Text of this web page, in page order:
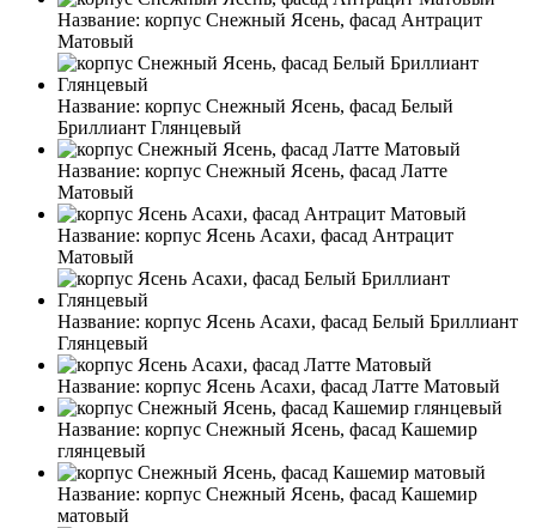
Название: корпус Снежный Ясень, фасад Антрацит
Матовый
Название: корпус Снежный Ясень, фасад Белый
Бриллиант Глянцевый
Название: корпус Снежный Ясень, фасад Латте
Матовый
Название: корпус Ясень Асахи, фасад Антрацит
Матовый
Название: корпус Ясень Асахи, фасад Белый Бриллиант
Глянцевый
Название: корпус Ясень Асахи, фасад Латте Матовый
Название: корпус Снежный Ясень, фасад Кашемир
глянцевый
Название: корпус Снежный Ясень, фасад Кашемир
матовый